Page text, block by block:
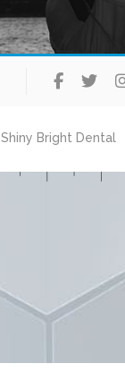
Shiny Bright Dental